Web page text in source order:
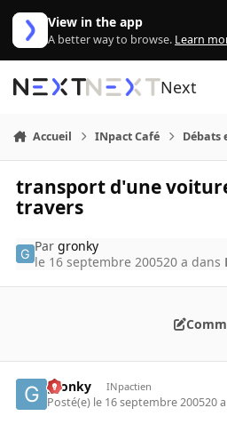
Aller au contenu
View in the app
A better way to browse. Learn
Next
Accueil INpact Café Débats
transport d'une
travers
Pargronky
le 16 septembre 200520 a dans
gronky INpactien
Posté(e) le 16 septembre 200520 a